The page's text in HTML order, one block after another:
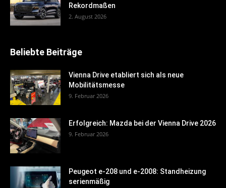
Rekordmaßen
2. August 2026
Beliebte Beiträge
Vienna Drive etabliert sich als neue
Mobilitätsmesse
9. Februar 2026
Erfolgreich: Mazda bei der Vienna Drive 2026
9. Februar 2026
Peugeot e-208 und e-2008: Standheizung
serienmäßig